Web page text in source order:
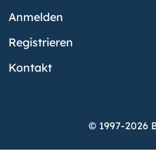
Anmelden
Registrieren
Kontakt
© 1997-2026